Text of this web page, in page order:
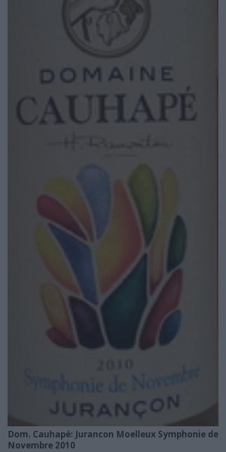
Dom. Cauhapé: Jurancon Moelleux Symphonie de
Novembre 2010